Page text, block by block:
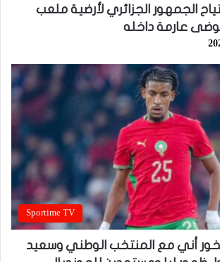
الجمهور الجزائري لأرضية ملعب
عارمة داخله
Sportime TV
أني مع المنتخب الوطني وسعيد